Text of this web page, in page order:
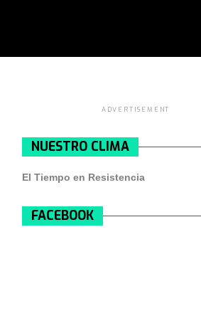
ADVERTISEMENT
NUESTRO CLIMA
El Tiempo en Resistencia
FACEBOOK